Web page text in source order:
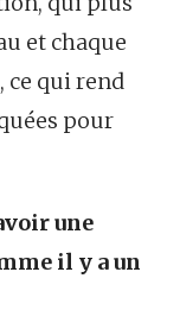
et chaque
ce qui rend
pour
une
il y a un